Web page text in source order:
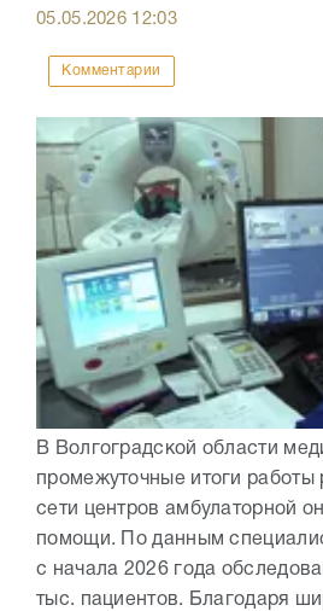
05.05.2026 12:03
Комментарии
В Волгоградской области
промежуточные итоги работы
сети центров амбулаторной
помощи. По данным
с начала 2026 года
тыс. пациентов. Благодаря